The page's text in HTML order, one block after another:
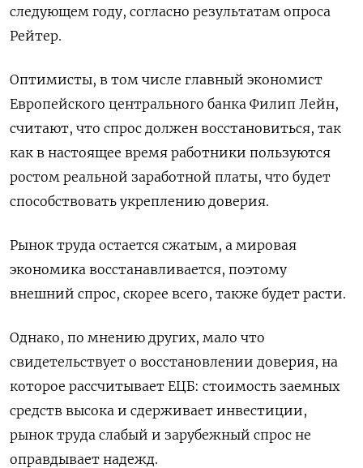
следующем году, согласно результатам опроса
Рейтер.
Оптимисты, в том числе главный экономист
Европейского центрального банка Филип Лейн,
считают, что спрос должен восстановиться, так
как в настоящее время работники пользуются
ростом реальной заработной платы, что будет
способствовать укреплению доверия.
Рынок труда остается сжатым, а мировая
экономика восстанавливается, поэтому
внешний спрос, скорее всего, также будет расти.
Однако, по мнению других, мало что
свидетельствует о восстановлении доверия, на
которое рассчитывает ЕЦБ: стоимость заемных
средств высока и сдерживает инвестиции,
рынок труда слабый и зарубежный спрос не
оправдывает надежд.